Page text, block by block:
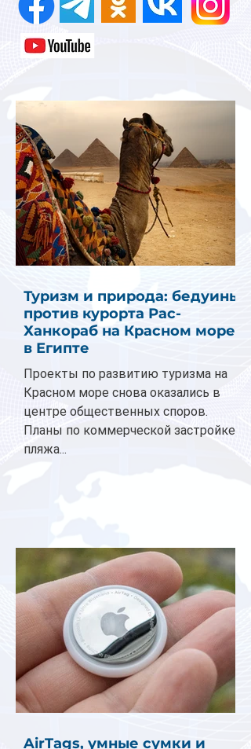
Туризм и природа: бедуины
против курорта Рас-
Ханкораб на Красном море
в Египте
Проекты по развитию туризма на
Красном море снова оказались в
центре общественных споров.
Планы по коммерческой застройке
пляжа...
AirTags, умные сумки и